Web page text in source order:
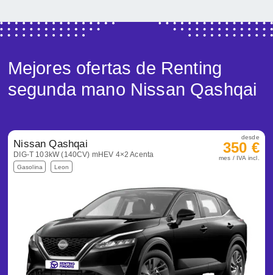
Mejores ofertas de Renting
segunda mano Nissan Qashqai
Nissan Qashqai
DIG-T 103kW (140CV) mHEV 4×2 Acenta
Gasolina Leon
desde
350 €
mes / IVA incl.